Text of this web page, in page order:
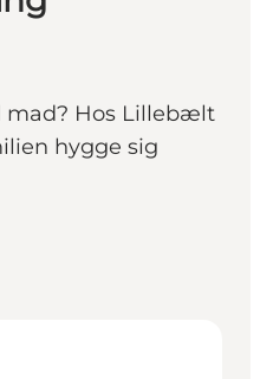
mad? Hos Lillebælt
hygge sig